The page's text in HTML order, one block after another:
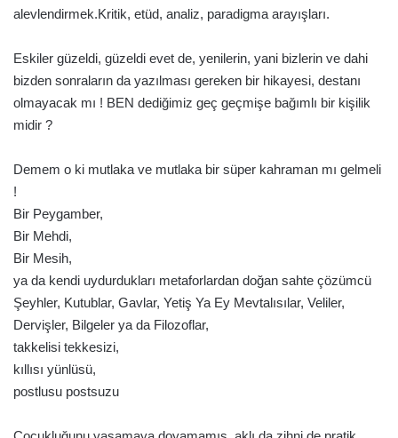
alevlendirmek.Kritik, etüd, analiz, paradigma arayışları.
Eskiler güzeldi, güzeldi evet de, yenilerin, yani bizlerin ve dahi
bizden sonraların da yazılması gereken bir hikayesi, destanı
olmayacak mı ! BEN dediğimiz geç geçmişe bağımlı bir kişilik
midir ?
Demem o ki mutlaka ve mutlaka bir süper kahraman mı gelmeli
!
Bir Peygamber,
Bir Mehdi,
Bir Mesih,
ya da kendi uydurdukları metaforlardan doğan sahte çözümcü
Şeyhler, Kutublar, Gavlar, Yetiş Ya Ey Mevtalısılar, Veliler,
Dervişler, Bilgeler ya da Filozoflar,
takkelisi tekkesizi,
kıllısı yünlüsü,
postlusu postsuzu